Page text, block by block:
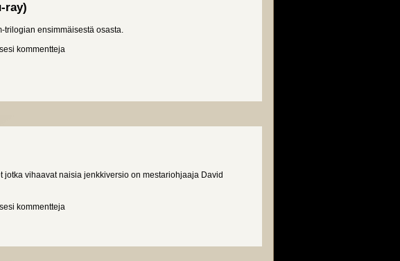
ray)
trilogian ensimmäisestä osasta.
The (Blu-ray)
kommentteja
vihaavat naisia jenkkiversio on mestariohjaaja David
The
kommentteja